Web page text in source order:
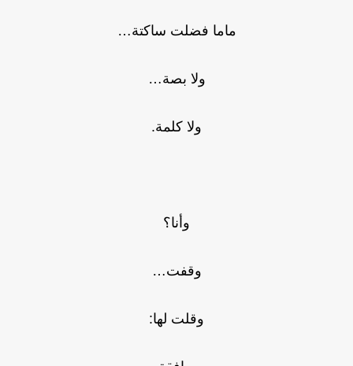
ماما فضلت ساكتة…
ولا بصة…
ولا كلمة.
وأنا؟
وقفت…
وقلت لها: